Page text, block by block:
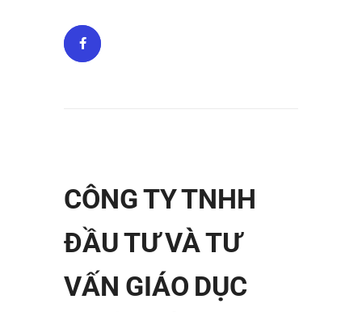
CÔNG TY TNHH
ĐẦU TƯ VÀ TƯ
VẤN GIÁO DỤC